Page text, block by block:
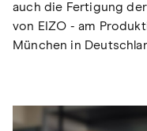
auch die Fertigung
von EIZO - am
München in